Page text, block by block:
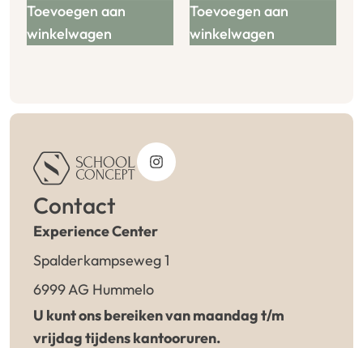
Toevoegen aan
winkelwagen
Toevoegen aan
winkelwagen
Contact
Experience Center
Spalderkampseweg 1
6999 AG Hummelo
U kunt ons bereiken van maandag t/m
vrijdag tijdens kantooruren.